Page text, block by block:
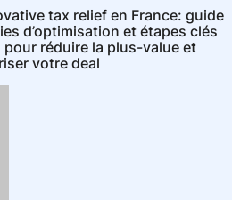
tax relief en France: guide
d’optimisation et étapes clés
pour réduire la plus-value et
votre deal